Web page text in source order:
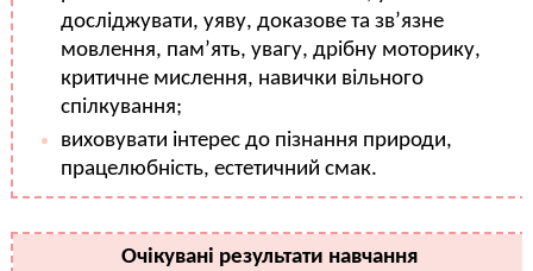
досліджувати, уяву, доказове та зв’язне
мовлення, пам’ять, увагу, дрібну моторику,
критичне мислення, навички вільного
спілкування;
виховувати інтерес до пізнання природи,
працелюбність, естетичний смак.
Очікувані результати навчання